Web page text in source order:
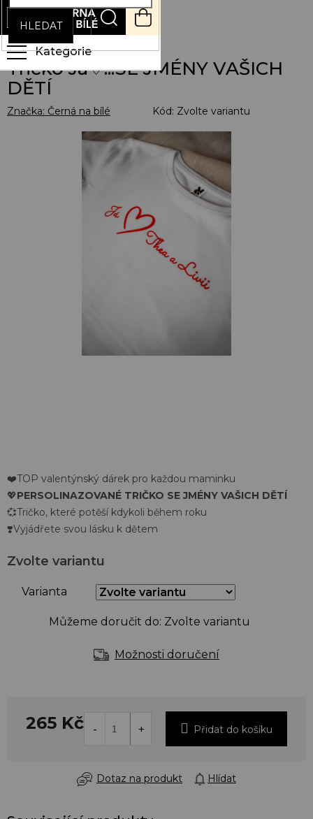
Přejít
obsah
HLEDAT
NÁKUPNÍ
KOŠÍK
Tričko Já♡...SE JMÉNY VAŠICH
DĚTÍ
Kód: Zvolte variantu
Značka: Černá na bílé
Zvolte variantu
Varianta
Můžeme doručit do: Zvolte variantu
Možnosti doručení
❤️TOP valentýnský dárek pro každou maminku
💖PERSOLINAZOVANÉ TRIČKO SE JMÉNY VAŠICH DĚTÍ
💞Tričko, které potěší kdykoli během roku
❣️Vyjádřete svou lásku k dětem
265 Kč Přidat do košíku
Dotaz na produkt Hlídat